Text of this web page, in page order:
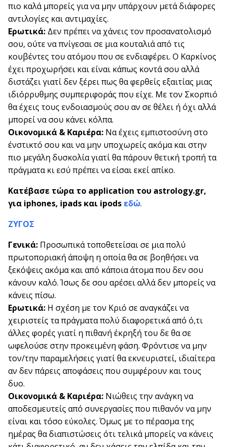
πιο καλά μπορείς για να μην υπάρχουν μετά διάφορες
αντιλογίες και αντιμαχίες.
Ερωτικά: Δεν πρέπει να χάνεις τον προσανατολισμό
σου, ούτε να πνίγεσαι σε μια κουταλιά από τις
κουβέντες του ατόμου που σε ενδιαφέρει. Ο Καρκίνος
έχει προχωρήσει και είναι κάπως κοντά σου αλλά
διστάζει γιατί δεν ξέρει πως θα φερθείς εξαιτίας μιας
ιδιόρρυθμης συμπεριφοράς που είχε. Με τον Σκορπιό
θα έχεις τους ενδοιασμούς σου αν σε θέλει ή όχι αλλά
μπορεί να σου κάνει κόλπα.
Οικονομικά & Καριέρα: Να έχεις εμπιστοσύνη στο
ένστικτό σου και να μην υποχωρείς ακόμα και στην
πιο μεγάλη δυσκολία γιατί θα πάρουν θετική τροπή τα
πράγματα κι εσύ πρέπει να είσαι εκεί απίκο.
Κατέβασε τώρα το application του astrology.gr,
για iphones, ipads και ipods εδώ.
ΖΥΓΟΣ
Γενικά: Προσωπικά τοποθετείσαι σε μια πολύ
πρωτοποριακή άποψη η οποία θα σε βοηθήσει να
ξεκόψεις ακόμα και από κάποια άτομα που δεν σου
κάνουν καλό. Ίσως δε σου αρέσει αλλά δεν μπορείς να
κάνεις πίσω.
Ερωτικά: Η σχέση με τον Κριό σε αναγκάζει να
χειριστείς τα πράγματα πολύ διαφορετικά από ό,τι
άλλες φορές γιατί η πιθανή έκρηξή του δε θα σε
ωφελούσε στην προκειμένη φάση. Φρόντισε να μην
τον/την παραμελήσεις γιατί θα εκνευριστεί, ιδιαίτερα
αν δεν πάρεις αποφάσεις που συμφέρουν και τους
δυο.
Οικονομικά & Καριέρα: Νιώθεις την ανάγκη να
αποδεσμευτείς από συνεργασίες που πιθανόν να μην
είναι και τόσο εύκολες. Όμως με το πέρασμα της
ημέρας θα διαπιστώσεις ότι τελικά μπορείς να κάνεις